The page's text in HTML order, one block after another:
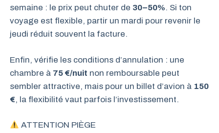
semaine : le prix peut chuter de 30–50%. Si ton
voyage est flexible, partir un mardi pour revenir le
jeudi réduit souvent la facture.
Enfin, vérifie les conditions d’annulation : une
chambre à 75 €/nuit non remboursable peut
sembler attractive, mais pour un billet d’avion à 150
€, la flexibilité vaut parfois l’investissement.
ATTENTION PIÈGE